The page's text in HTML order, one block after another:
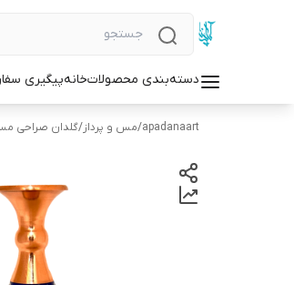
دسته‌بندی محصولاتخانهپیگیری
apadanaart
/مس و پرداز/گلدان صراحی